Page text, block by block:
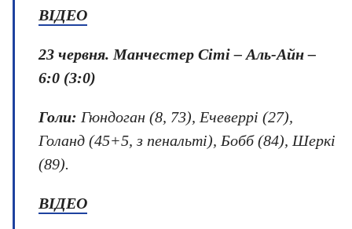
ВІДЕО
23 червня. Манчестер Сіті – Аль-Айн –
6:0 (3:0)
Голи: Гюндоган (8, 73), Ечеверрі (27),
Голанд (45+5, з пенальті), Бобб (84), Шеркі
(89).
ВІДЕО